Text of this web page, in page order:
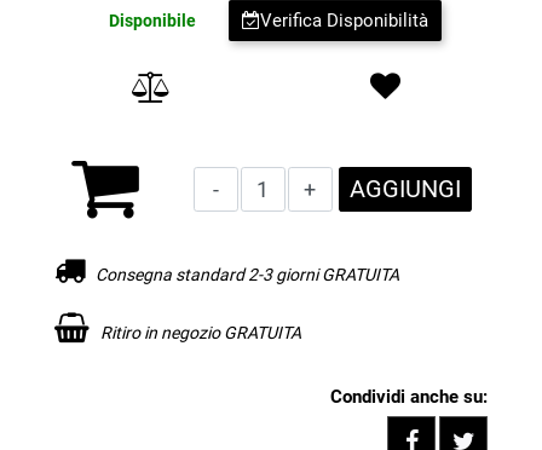
Verifica Disponibilità
Disponibile
Quantità
AGGIUNGI
Consegna standard 2-3 giorni GRATUITA
Ritiro in negozio GRATUITA
Condividi anche su: